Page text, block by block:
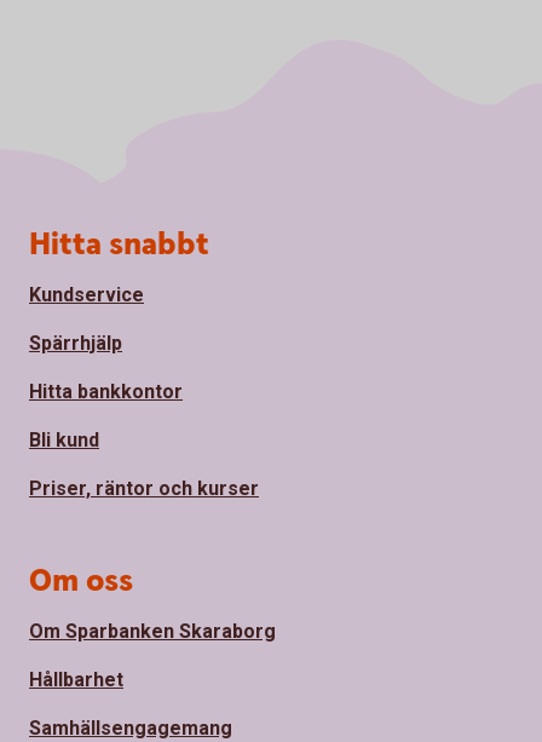
Sidfot
Hitta snabbt
Kundservice
Spärrhjälp
Hitta bankkontor
Bli kund
Priser, räntor och kurser
Om oss
Om Sparbanken Skaraborg
Hållbarhet
Samhällsengagemang